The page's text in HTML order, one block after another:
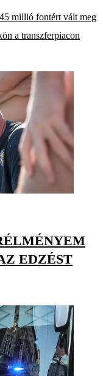
millió fontért vált meg
a transzferpiacon
EDZÉST